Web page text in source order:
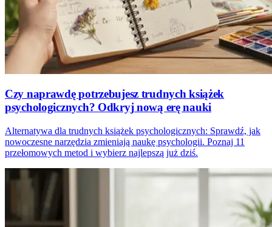
Czy naprawdę potrzebujesz trudnych książek
psychologicznych? Odkryj nową erę nauki
Alternatywa dla trudnych książek psychologicznych: Sprawdź, jak
nowoczesne narzędzia zmieniają naukę psychologii. Poznaj 11
przełomowych metod i wybierz najlepszą już dziś.